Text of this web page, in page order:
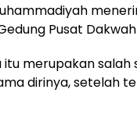
Pusat
itu merupakan
dirinya, setelah